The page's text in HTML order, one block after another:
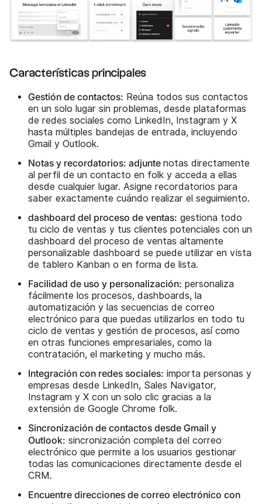
Características principales
Gestión de contactos: Reúna todos sus contactos
en un solo lugar sin problemas, desde plataformas
de redes sociales como LinkedIn, Instagram y X
hasta múltiples bandejas de entrada, incluyendo
Gmail y Outlook.
Notas y recordatorios: adjunte notas directamente
al perfil de un contacto en folk y acceda a ellas
desde cualquier lugar. Asigne recordatorios para
saber exactamente cuándo realizar el seguimiento.
dashboard del proceso de ventas: gestiona todo
tu ciclo de ventas y tus clientes potenciales con un
dashboard del proceso de ventas altamente
personalizable dashboard se puede utilizar en vista
de tablero Kanban o en forma de lista.
Facilidad de uso y personalización: personaliza
fácilmente los procesos, dashboards, la
automatización y las secuencias de correo
electrónico para que puedas utilizarlos en todo tu
ciclo de ventas y gestión de procesos, así como
en otras funciones empresariales, como la
contratación, el marketing y mucho más.
Integración con redes sociales: importa personas y
empresas desde LinkedIn, Sales Navigator,
Instagram y X con un solo clic gracias a la
extensión de Google Chrome folk.
Sincronización de contactos desde Gmail y
Outlook: sincronización completa del correo
electrónico que permite a los usuarios gestionar
todas las comunicaciones directamente desde el
CRM.
Encuentre direcciones de correo electrónico con